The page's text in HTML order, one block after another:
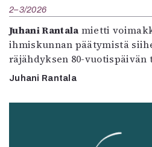
2–3/2026
Juhani Rantala mietti
ihmiskunnan päätymistä
räjähdyksen 80-vuotispäivän
Juhani Rantala